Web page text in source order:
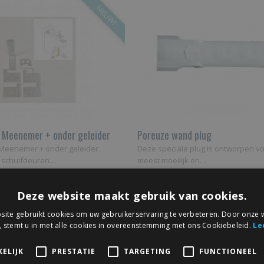
NIEUW!
+ onder geleider
schuifdeuren+ onder geleider
Poreuze wand plug
Deze speciale plug is ontworpen
meest moeilijk en…
Deze website maakt gebruik van cookies.
gebruikt cookies om uw gebruikerservaring te verbeteren. Door onze
stemt u in met alle cookies in overeenstemming met ons Cookiebeleid.
PRESTATIE TARGETING FUNCTIONEEL